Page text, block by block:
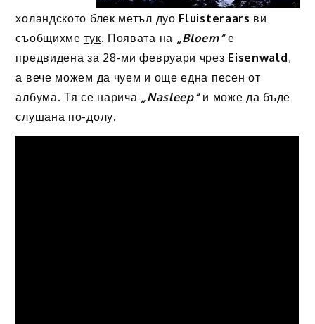
холандското блек метъл дуо Fluisteraars ви
съобщихметук. Появата на „Bloem“е
предвидена за 28-ми февруари чрез Eisenwald,
а вече можем да чуем и още една песен от
албума. Тя се нарича „Nasleep“и може да бъде
слушана по-долу.